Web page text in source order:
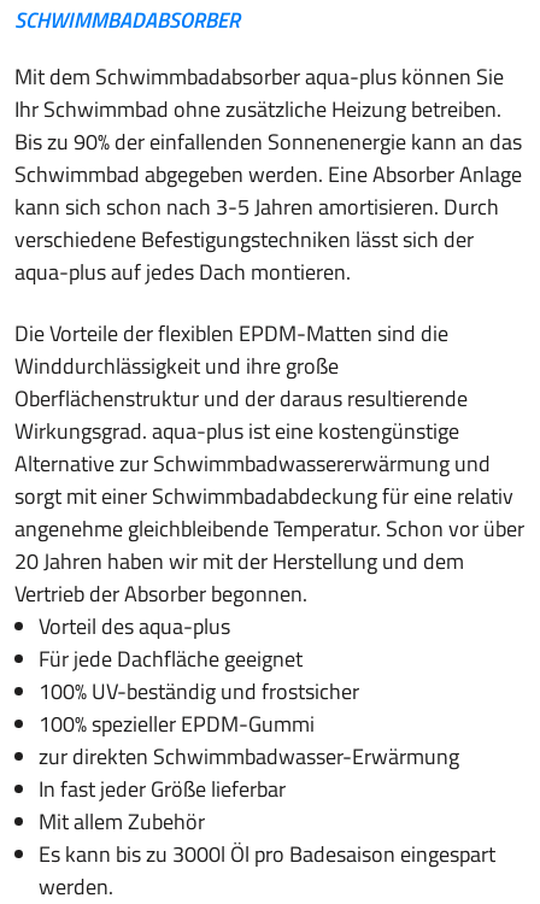
SCHWIMMBADABSORBER
Mit dem Schwimmbadabsorber aqua-plus können Sie
Ihr Schwimmbad ohne zusätzliche Heizung betreiben.
Bis zu 90% der einfallenden Sonnenenergie kann an das
Schwimmbad abgegeben werden. Eine Absorber Anlage
kann sich schon nach 3-5 Jahren amortisieren. Durch
verschiedene Befestigungstechniken lässt sich der
aqua-plus auf jedes Dach montieren.
Die Vorteile der flexiblen EPDM-Matten sind die
Winddurchlässigkeit und ihre große
Oberflächenstruktur und der daraus resultierende
Wirkungsgrad. aqua-plus ist eine kostengünstige
Alternative zur Schwimmbadwassererwärmung und
sorgt mit einer Schwimmbadabdeckung für eine relativ
angenehme gleichbleibende Temperatur. Schon vor über
20 Jahren haben wir mit der Herstellung und dem
Vertrieb der Absorber begonnen.
Vorteil des aqua-plus
Für jede Dachfläche geeignet
100% UV-beständig und frostsicher
100% spezieller EPDM-Gummi
zur direkten Schwimmbadwasser-Erwärmung
In fast jeder Größe lieferbar
Mit allem Zubehör
Es kann bis zu 3000l Öl pro Badesaison eingespart
werden.